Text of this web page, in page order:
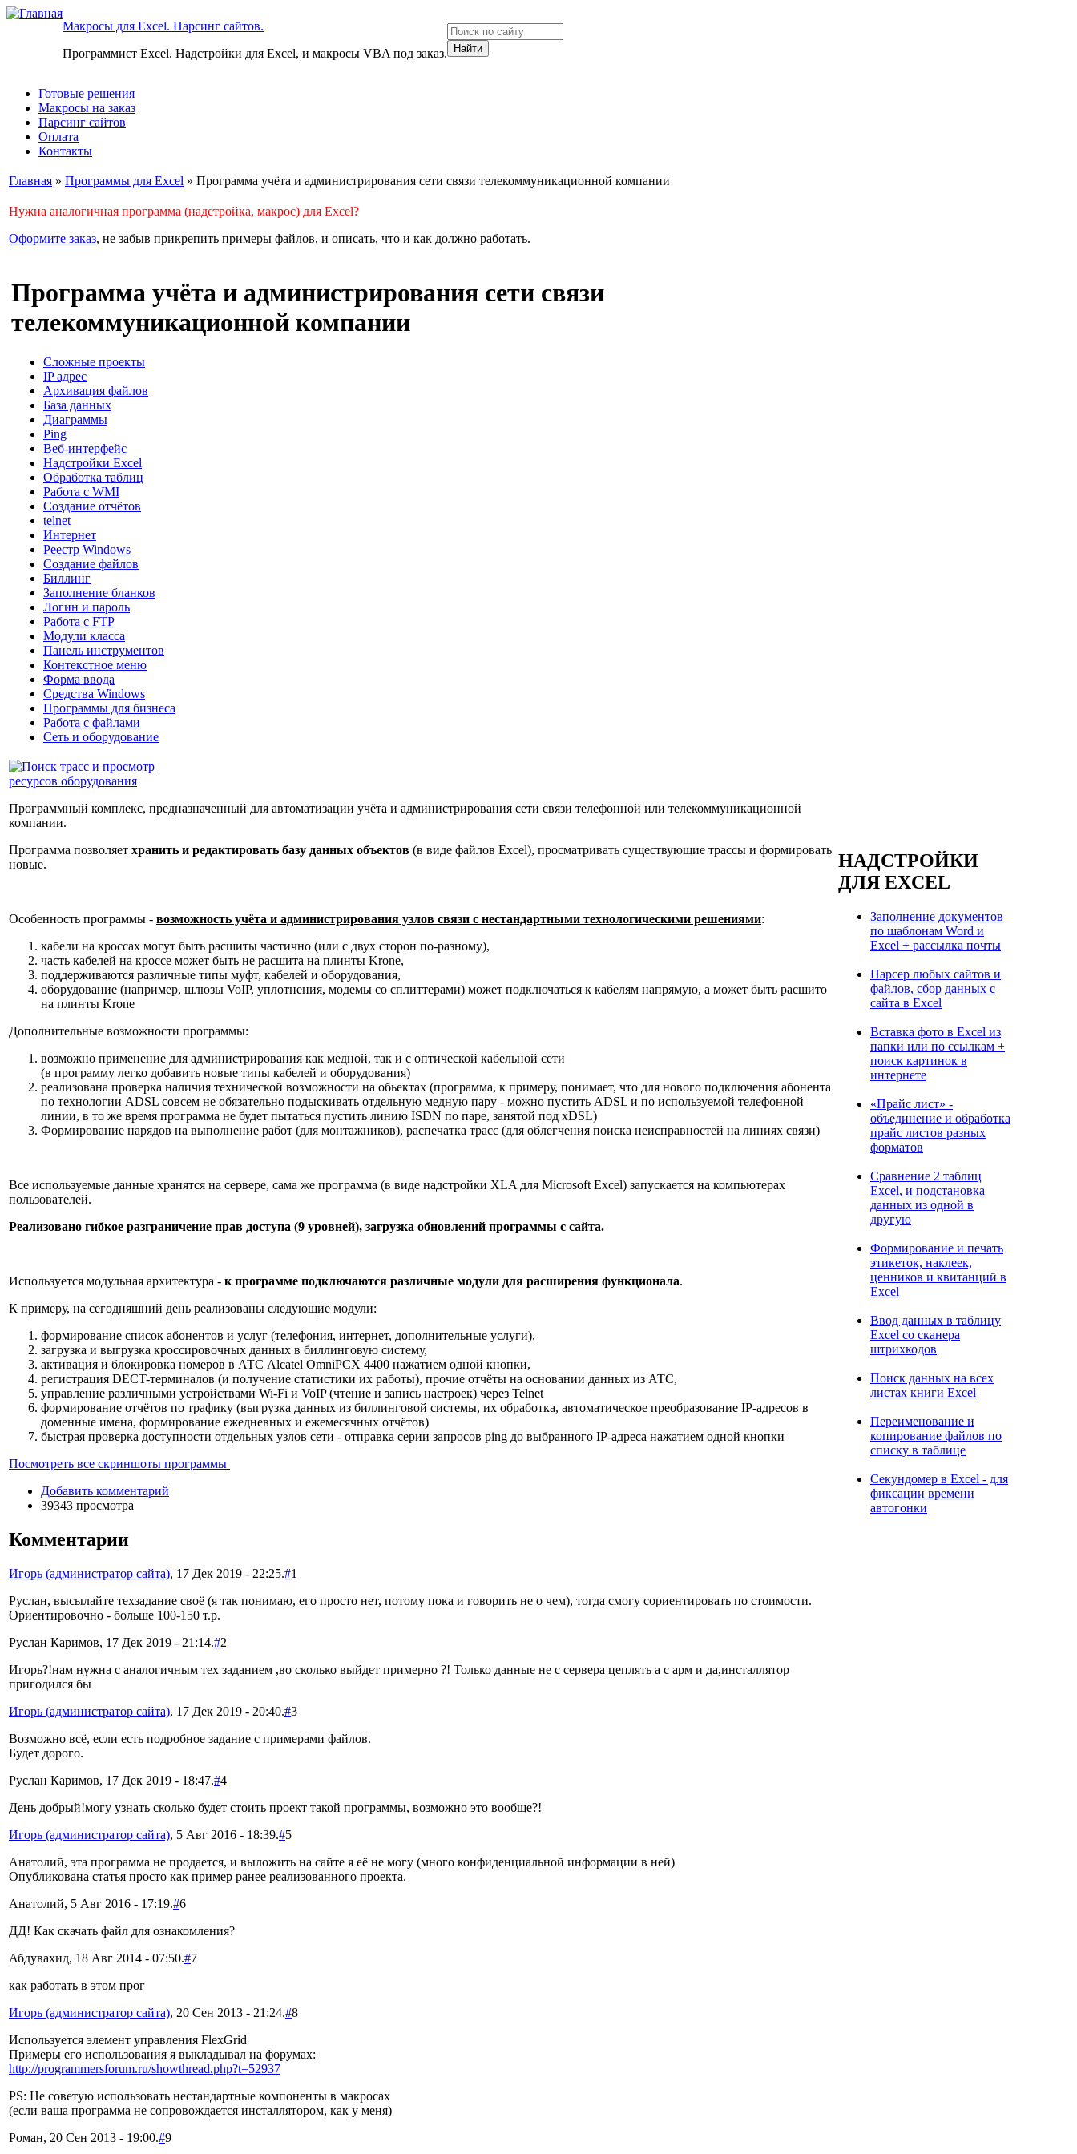
Макросы для Excel. Парсинг сайтов.
Программист Excel. Надстройки для Excel, и макросы VBA под заказ.
Готовые решения
Макросы на заказ
Парсинг сайтов
Оплата
Контакты
Главная » Программы для Excel » Программа учёта и администрирования сети связи телекоммуникационной компании
Нужна аналогичная программа (надстройка, макрос) для Excel?
Оформите заказ, не забыв прикрепить примеры файлов, и описать, что и как должно работать.
Программа учёта и администрирования сети связи
телекоммуникационной компании
Сложные проекты
IP адрес
Архивация файлов
База данных
Диаграммы
Ping
Веб-интерфейс
Надстройки Excel
Обработка таблиц
Работа с WMI
Создание отчётов
telnet
Интернет
Реестр Windows
Создание файлов
Биллинг
Заполнение бланков
Логин и пароль
Работа с FTP
Модули класса
Панель инструментов
Контекстное меню
Форма ввода
Средства Windows
Программы для бизнеса
Работа с файлами
Сеть и оборудование
Программный комплекс, предназначенный для автоматизации учёта и администрирования сети связи телефонной или телекоммуникационной
компании.
Программа позволяет хранить и редактировать базу данных объектов (в виде файлов Excel), просматривать существующие трассы и формировать
новые.
Особенность программы - возможность учёта и администрирования узлов связи с нестандартными технологическими решениями:
кабели на кроссах могут быть расшиты частично (или с двух сторон по-разному),
часть кабелей на кроссе может быть не расшита на плинты Krone,
поддерживаются различные типы муфт, кабелей и оборудования,
оборудование (например, шлюзы VoIP, уплотнения, модемы со сплиттерами) может подключаться к кабелям напрямую, а может быть расшито
на плинты Krone
Дополнительные возможности программы:
возможно применение для администрирования как медной, так и с оптической кабельной сети
(в программу легко добавить новые типы кабелей и оборудования)
реализована проверка наличия технической возможности на обьектах (программа, к примеру, понимает, что для нового подключения абонента
по технологии ADSL совсем не обязательно подыскивать отдельную медную пару - можно пустить ADSL и по используемой телефонной
линии, в то же время программа не будет пытаться пустить линию ISDN по паре, занятой под xDSL)
Формирование нарядов на выполнение работ (для монтажников), распечатка трасс (для облегчения поиска неисправностей на линиях связи)
Все используемые данные хранятся на сервере, сама же программа (в виде надстройки XLA для Microsoft Excel) запускается на компьютерах
пользователей.
Реализовано гибкое разграничение прав доступа (9 уровней), загрузка обновлений программы с сайта.
Используется модульная архитектура - к программе подключаются различные модули для расширения функционала.
К примеру, на сегодняшний день реализованы следующие модули:
формирование список абонентов и услуг (телефония, интернет, дополнительные услуги),
загрузка и выгрузка кроссировочных данных в биллинговую систему,
активация и блокировка номеров в АТС Alcatel OmniPCX 4400 нажатием одной кнопки,
регистрация DECT-терминалов (и получение статистики их работы), прочие отчёты на основании данных из АТС,
управление различными устройствами Wi-Fi и VoIP (чтение и запись настроек) через Telnet
формирование отчётов по трафику (выгрузка данных из биллинговой системы, их обработка, автоматическое преобразование IP-адресов в
доменные имена, формирование ежедневных и ежемесячных отчётов)
быстрая проверка доступности отдельных узлов сети - отправка серии запросов ping до выбранного IP-адреса нажатием одной кнопки
Посмотреть все скриншоты программы
Добавить комментарий
39343 просмотра
Комментарии
Игорь (администратор сайта), 17 Дек 2019 - 22:25.#1
Руслан, высылайте техзадание своё (я так понимаю, его просто нет, потому пока и говорить не о чем), тогда смогу сориентировать по стоимости.
Ориентировочно - больше 100-150 т.р.
Руслан Каримов, 17 Дек 2019 - 21:14.#2
Игорь?!нам нужна с аналогичным тех заданием ,во сколько выйдет примерно ?! Только данные не с сервера цеплять а с арм и да,инсталлятор
пригодился бы
Игорь (администратор сайта), 17 Дек 2019 - 20:40.#3
Возможно всё, если есть подробное задание с примерами файлов.
Будет дорого.
Руслан Каримов, 17 Дек 2019 - 18:47.#4
День добрый!могу узнать сколько будет стоить проект такой программы, возможно это вообще?!
Игорь (администратор сайта), 5 Авг 2016 - 18:39.#5
Анатолий, эта программа не продается, и выложить на сайте я её не могу (много конфиденциальной информации в ней)
Опубликована статья просто как пример ранее реализованного проекта.
Анатолий, 5 Авг 2016 - 17:19.#6
ДД! Как скачать файл для ознакомления?
Абдувахид, 18 Авг 2014 - 07:50.#7
как работать в этом прог
Игорь (администратор сайта), 20 Сен 2013 - 21:24.#8
Используется элемент управления FlexGrid
Примеры его использования я выкладывал на форумах:
http://programmersforum.ru/showthread.php?t=52937
PS: Не советую использовать нестандартные компоненты в макросах
(если ваша программа не сопровождается инсталлятором, как у меня)
Роман, 20 Сен 2013 - 19:00.#9
НАДСТРОЙКИ
ДЛЯ EXCEL
Заполнение документов
по шаблонам Word и
Excel + рассылка почты
Парсер любых сайтов и
файлов, сбор данных с
сайта в Excel
Вставка фото в Excel из
папки или по ссылкам +
поиск картинок в
интернете
«Прайс лист» -
объединение и обработка
прайс листов разных
форматов
Сравнение 2 таблиц
Excel, и подстановка
данных из одной в
другую
Формирование и печать
этикеток, наклеек,
ценников и квитанций в
Excel
Ввод данных в таблицу
Excel со сканера
штрихкодов
Поиск данных на всех
листах книги Excel
Переименование и
копирование файлов по
списку в таблице
Секундомер в Excel - для
фиксации времени
автогонки